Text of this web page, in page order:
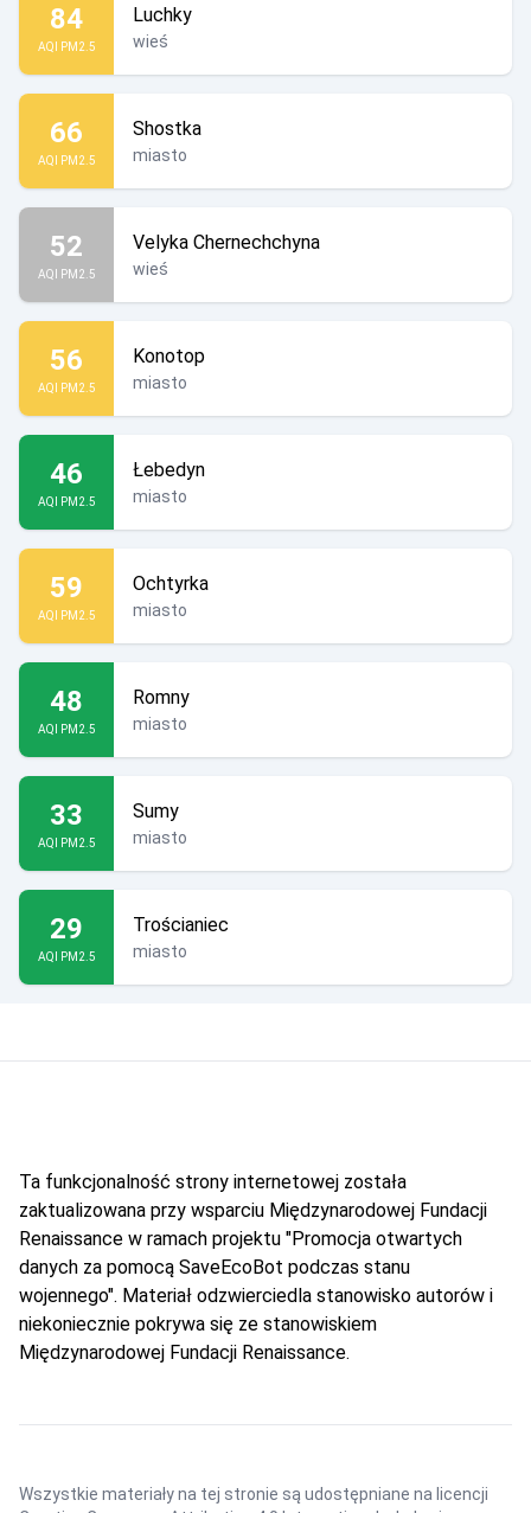
84
AQI PM2.5
Luchky
wieś
66
AQI PM2.5
Shostka
miasto
52
AQI PM2.5
Velyka Chernechchyna
wieś
56
AQI PM2.5
Konotop
miasto
46
AQI PM2.5
Łebedyn
miasto
59
AQI PM2.5
Ochtyrka
miasto
48
AQI PM2.5
Romny
miasto
33
AQI PM2.5
Sumy
miasto
29
AQI PM2.5
Trościaniec
miasto
Ta funkcjonalność strony internetowej została
zaktualizowana przy wsparciu Międzynarodowej Fundacji
Renaissance w ramach projektu "Promocja otwartych
danych za pomocą SaveEcoBot podczas stanu
wojennego". Materiał odzwierciedla stanowisko autorów i
niekoniecznie pokrywa się ze stanowiskiem
Międzynarodowej Fundacji Renaissance.
Wszystkie materiały na tej stronie są udostępniane na licencji